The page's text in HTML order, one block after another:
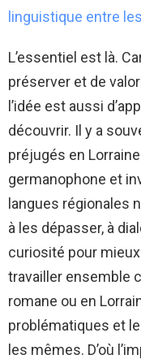
linguistique entre
L’essentiel est là.
préserver et de
l’idée est aussi
découvrir. Il y a
préjugés en
germanophone et
langues régionales
à les dépasser, à
curiosité pour
travailler ensemble
romane ou en
problématiques et
les mêmes. D’où